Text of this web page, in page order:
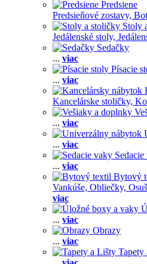
Predsiene
Predsieňové zostavy,
Stoly
Jedálenské stoly,
Sedačky
... viac
Písacie
... viac
Kancelárske stoličky,
... viac
... viac
... viac
Bytový
Vankúše, Obliečky,
viac
... viac
Obrazy
... viac
Tapety